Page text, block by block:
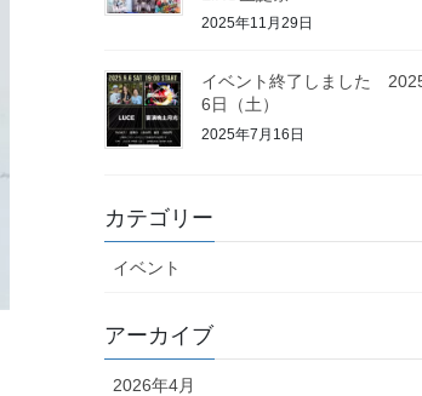
2025年11月29日
イベント終了しました
6日（土）
2025年7月16日
カテゴリー
イベント
アーカイブ
2026年4月